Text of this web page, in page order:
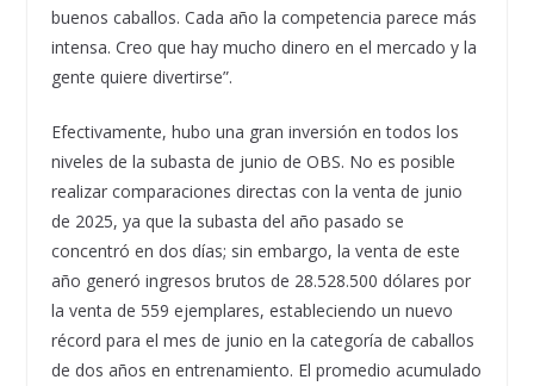
buenos caballos. Cada año la competencia parece más
intensa. Creo que hay mucho dinero en el mercado y la
gente quiere divertirse”.
Efectivamente, hubo una gran inversión en todos los
niveles de la subasta de junio de OBS. No es posible
realizar comparaciones directas con la venta de junio
de 2025, ya que la subasta del año pasado se
concentró en dos días; sin embargo, la venta de este
año generó ingresos brutos de 28.528.500 dólares por
la venta de 559 ejemplares, estableciendo un nuevo
récord para el mes de junio en la categoría de caballos
de dos años en entrenamiento. El promedio acumulado